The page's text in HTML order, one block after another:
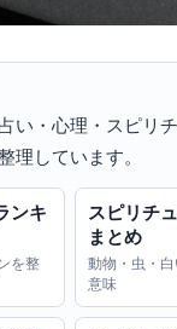
い・心理・スピリ
理しています。
ンキ
を整
スピリチ
まとめ
動物・虫・
意味